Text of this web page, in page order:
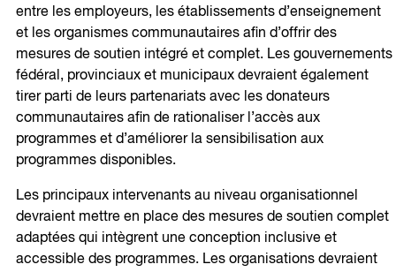
entre les employeurs, les établissements d’enseignement
et les organismes communautaires afin d’offrir des
mesures de soutien intégré et complet. Les gouvernements
fédéral, provinciaux et municipaux devraient également
tirer parti de leurs partenariats avec les donateurs
communautaires afin de rationaliser l’accès aux
programmes et d’améliorer la sensibilisation aux
programmes disponibles.
Les principaux intervenants au niveau organisationnel
devraient mettre en place des mesures de soutien complet
adaptées qui intègrent une conception inclusive et
accessible des programmes. Les organisations devraient